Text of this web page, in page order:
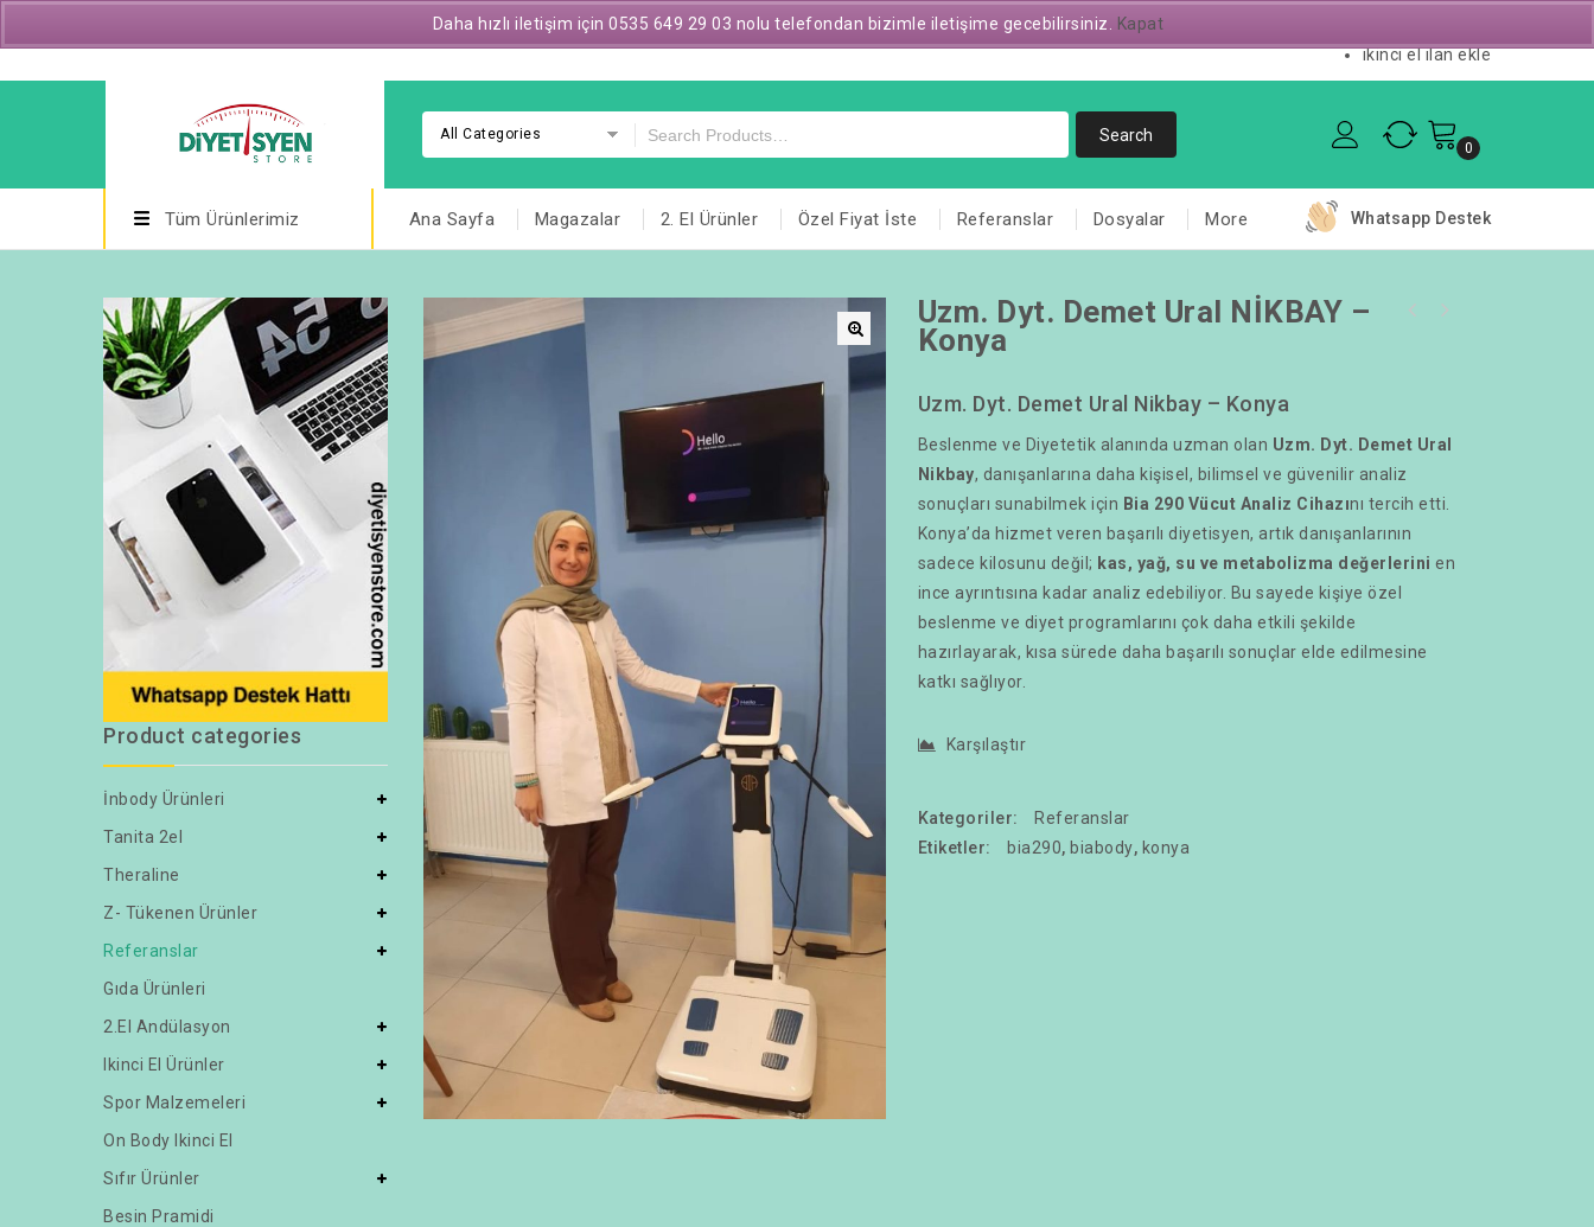
ikinci el ilan ekle
All Categories
0
Tüm Ürünlerimiz Ana Sayfa Magazalar 2. El Ürünler Özel Fiyat İste Referanslar Dosyalar More Whatsapp Destek
🔍
Uzm. Dyt. Demet Ural NİKBAY –
Konya
Uzm. Dyt. Demet Ural Nikbay – Konya
Beslenme ve Diyetetik alanında uzman olan Uzm. Dyt. Demet Ural
Nikbay, danışanlarına daha kişisel, bilimsel ve güvenilir analiz
sonuçları sunabilmek için Bia 290 Vücut Analiz Cihazını tercih etti.
Konya’da hizmet veren başarılı diyetisyen, artık danışanlarının
sadece kilosunu değil; kas, yağ, su ve metabolizma değerlerini en
ince ayrıntısına kadar analiz edebiliyor. Bu sayede kişiye özel
beslenme ve diyet programlarını çok daha etkili şekilde
hazırlayarak, kısa sürede daha başarılı sonuçlar elde edilmesine
katkı sağlıyor.
Karşılaştır
Kategoriler:
Referanslar
Etiketler:
bia290, biabody, konya
Product categories
İnbody Ürünleri
Tanita 2el
Theraline
Z- Tükenen Ürünler
Referanslar
Gıda Ürünleri
2.el Andülasyon
Ikinci El Ürünler
Spor Malzemeleri
On Body Ikinci El
Sıfır Ürünler
Besin Pramidi
Daha hızlı iletişim için 0535 649 29 03 nolu telefondan bizimle iletişime gecebilirsiniz. Kapat